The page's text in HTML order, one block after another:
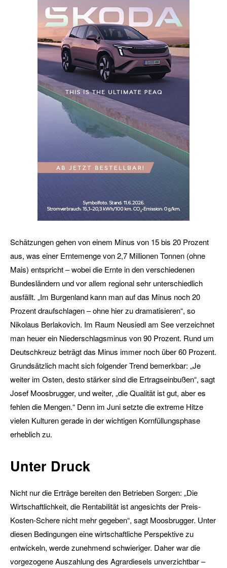
Schätzungen gehen von einem Minus von 15 bis 20 Prozent
aus, was einer Erntemenge von 2,7 Millionen Tonnen (ohne
Mais) entspricht – wobei die Ernte in den verschiedenen
Bundesländern und vor allem regional sehr unterschiedlich
ausfällt. „Im Burgenland kann man auf das Minus noch 20
Prozent draufschlagen – ohne hier zu dramatisieren“, so
Nikolaus Berlakovich. Im Raum Neusiedl am See verzeichnet
man heuer ein Niederschlagsminus von 90 Prozent. Rund um
Deutschkreuz beträgt das Minus immer noch über 60 Prozent.
Grundsätzlich macht sich folgender Trend bemerkbar: „Je
weiter im Osten, desto stärker sind die Ertragseinbußen“, sagt
Josef Moosbrugger, und weiter, „die Qualität ist gut, aber es
fehlen die Mengen.“ Denn im Juni setzte die extreme Hitze
vielen Kulturen gerade in der wichtigen Kornfüllungsphase
erheblich zu.
Unter Druck
Nicht nur die Erträge bereiten den Betrieben Sorgen: „Die
Wirtschaftlichkeit, die Rentabilität ist angesichts der Preis-
Kosten-Schere nicht mehr gegeben“, sagt Moosbrugger. Unter
diesen Bedingungen eine wirtschaftliche Perspektive zu
entwickeln, werde zunehmend schwieriger. Daher war die
vorgezogene Auszahlung des Agrardiesels unverzichtbar –